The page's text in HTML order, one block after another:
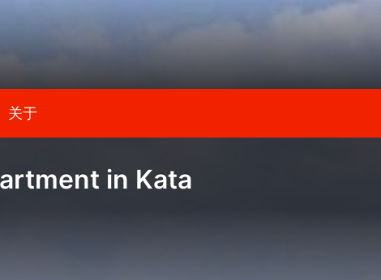
关于
in Kata